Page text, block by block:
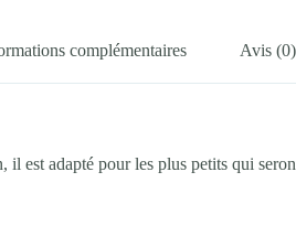
complémentaires Avis (0)
est adapté pour les plus petits qui